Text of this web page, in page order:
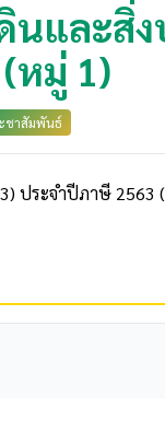
และสิ่ง
หมู่ 1)
ชาสัมพันธ์
ประจำปีภาษี 2563